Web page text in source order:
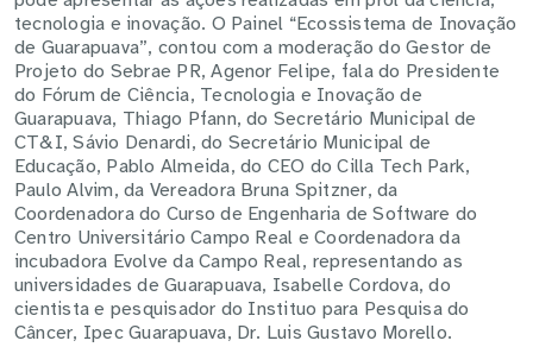
tecnologia e inovação. O Painel “Ecossistema de Inovação
de Guarapuava”, contou com a moderação do Gestor de
Projeto do Sebrae PR, Agenor Felipe, fala do Presidente
do Fórum de Ciência, Tecnologia e Inovação de
Guarapuava, Thiago Pfann, do Secretário Municipal de
CT&I, Sávio Denardi, do Secretário Municipal de
Educação, Pablo Almeida, do CEO do Cilla Tech Park,
Paulo Alvim, da Vereadora Bruna Spitzner, da
Coordenadora do Curso de Engenharia de Software do
Centro Universitário Campo Real e Coordenadora da
incubadora Evolve da Campo Real, representando as
universidades de Guarapuava, Isabelle Cordova, do
cientista e pesquisador do Instituo para Pesquisa do
Câncer, Ipec Guarapuava, Dr. Luis Gustavo Morello.